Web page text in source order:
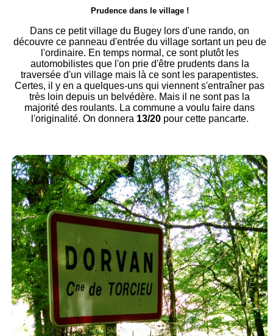
Prudence dans le village !
Dans ce petit village du Bugey lors d'une rando, on
découvre ce panneau d'entrée du village sortant un peu de
l'ordinaire. En temps normal, ce sont plutôt les
automobilistes que l'on prie d'être prudents dans la
traversée d'un village mais là ce sont les parapentistes.
Certes, il y en a quelques-uns qui viennent s'entraîner pas
très loin depuis un belvédère. Mais il ne sont pas la
majorité des roulants. La commune a voulu faire dans
l'originalité. On donnera 13/20pour cette pancarte.